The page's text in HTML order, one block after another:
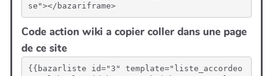
se"></bazariframe>
Code action wiki a copier coller dans une page
de ce site
{{bazarliste id="3" template="liste_accordeo